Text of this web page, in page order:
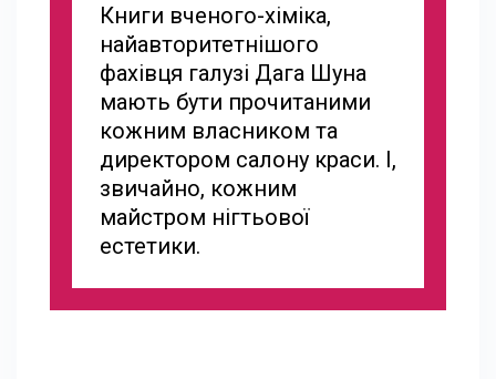
Книги вченого-хіміка,
найавторитетнішого
фахівця галузі Дага Шуна
мають бути прочитаними
кожним власником та
директором салону краси. І,
звичайно, кожним
майстром нігтьової
естетики.